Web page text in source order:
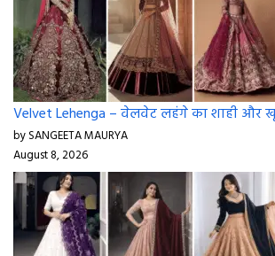
Velvet Lehenga – वेलवेट लहंगे का शाही और
by SANGEETA MAURYA
August 8, 2026